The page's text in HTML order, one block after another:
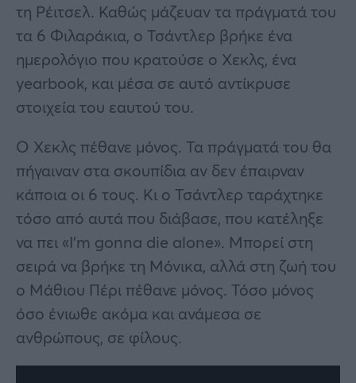
τη Ρέιτσελ. Καθώς μάζευαν τα πράγματά του
τα 6 Φιλαράκια, ο Τσάντλερ βρήκε ένα
ημερολόγιο που κρατούσε ο Χεκλς, ένα
yearbook, και μέσα σε αυτό αντίκρυσε
στοιχεία του εαυτού του.
Ο Χεκλς πέθανε μόνος. Τα πράγματά του θα
πήγαιναν στα σκουπίδια αν δεν έπαιρναν
κάποια οι 6 τους. Κι ο Τσάντλερ ταράχτηκε
τόσο από αυτά που διάβασε, που κατέληξε
να πει «I’m gonna die alone». Μπορεί στη
σειρά να βρήκε τη Μόνικα, αλλά στη ζωή του
ο Μάθιου Πέρι πέθανε μόνος. Τόσο μόνος
όσο ένιωθε ακόμα και ανάμεσα σε
ανθρώπους, σε φίλους.